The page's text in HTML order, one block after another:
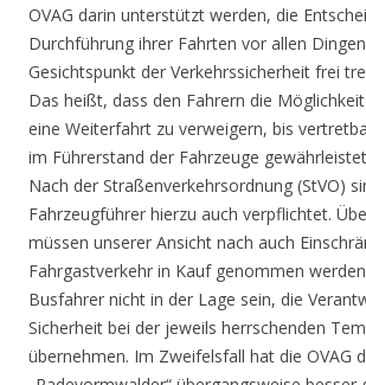
OVAG darin unterstützt werden, die
Durchführung ihrer Fahrten vor allen
Gesichtspunkt der Verkehrssicherheit frei
Das heißt, dass den Fahrern die
eine Weiterfahrt zu verweigern, bis
im Führerstand der Fahrzeuge
Nach der Straßenverkehrsordnung (StVO)
Fahrzeugführer hierzu auch verpflichtet.
müssen unserer Ansicht nach auch
Fahrgastverkehr in Kauf genommen
Busfahrer nicht in der Lage sein, die
Sicherheit bei der jeweils herrschenden
übernehmen. Im Zweifelsfall hat die OVAG